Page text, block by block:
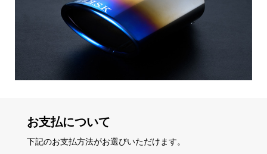
お支払について
下記のお支払方法がお選びいただけます。